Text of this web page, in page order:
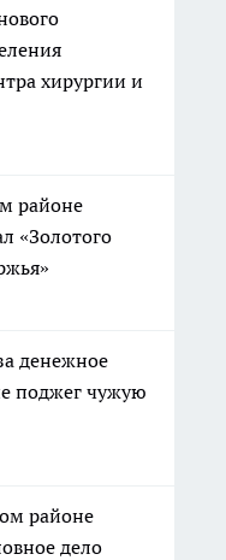
хирургии и
районе
«Золотого
денежное
поджег чужую
районе
дело